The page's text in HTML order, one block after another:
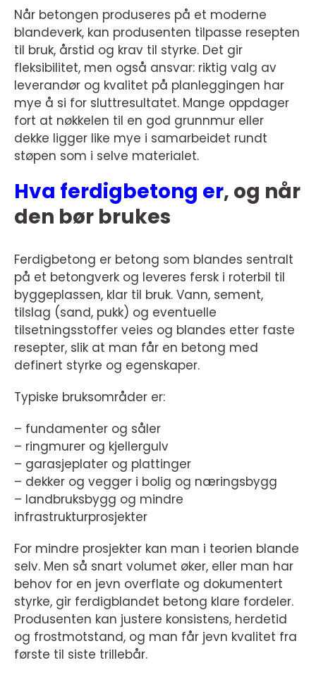
Når betongen produseres på et moderne
blandeverk, kan produsenten tilpasse resepten
til bruk, årstid og krav til styrke. Det gir
fleksibilitet, men også ansvar: riktig valg av
leverandør og kvalitet på planleggingen har
mye å si for sluttresultatet. Mange oppdager
fort at nøkkelen til en god grunnmur eller
dekke ligger like mye i samarbeidet rundt
støpen som i selve materialet.
Hva ferdigbetong er, og når
den bør brukes
Ferdigbetong er betong som blandes sentralt
på et betongverk og leveres fersk i roterbil til
byggeplassen, klar til bruk. Vann, sement,
tilslag (sand, pukk) og eventuelle
tilsetningsstoffer veies og blandes etter faste
resepter, slik at man får en betong med
definert styrke og egenskaper.
Typiske bruksområder er:
– fundamenter og såler
– ringmurer og kjellergulv
– garasjeplater og plattinger
– dekker og vegger i bolig og næringsbygg
– landbruksbygg og mindre
infrastrukturprosjekter
For mindre prosjekter kan man i teorien blande
selv. Men så snart volumet øker, eller man har
behov for en jevn overflate og dokumentert
styrke, gir ferdigblandet betong klare fordeler.
Produsenten kan justere konsistens, herdetid
og frostmotstand, og man får jevn kvalitet fra
første til siste trillebår.